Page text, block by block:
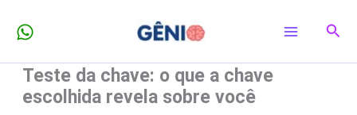
para
conteúdo
Teste da chave: o que a chave
escolhida revela sobre você